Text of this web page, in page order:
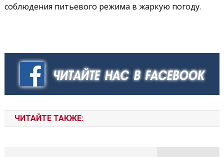
соблюдения питьевого режима в жаркую погоду.
ЧИТАЙТЕ ТАКЖЕ: